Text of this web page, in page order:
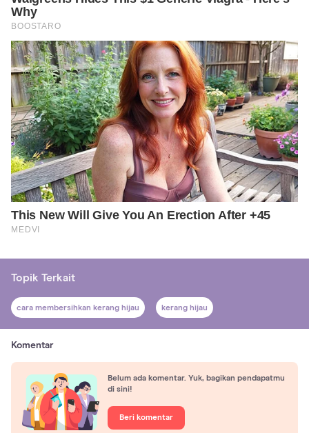
Topik Terkait
cara membersihkan kerang hijau kerang hijau
Komentar
Belum ada komentar. Yuk, bagikan pendapatmu
di sini!
Beri komentar